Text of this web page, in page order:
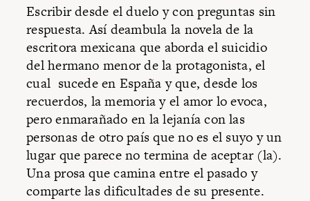
Escribir desde el duelo y con preguntas sin
respuesta. Así deambula la novela de la
escritora mexicana que aborda el suicidio
del hermano menor de la protagonista, el
cual sucede en España y que, desde los
recuerdos, la memoria y el amor lo evoca,
pero enmarañado en la lejanía con las
personas de otro país que no es el suyo y un
lugar que parece no termina de aceptar (la).
Una prosa que camina entre el pasado y
comparte las dificultades de su presente.